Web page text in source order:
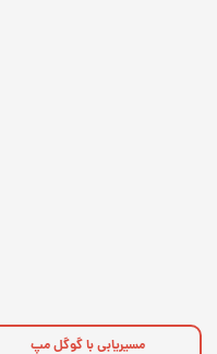
مسیریابی با گوگل مپ